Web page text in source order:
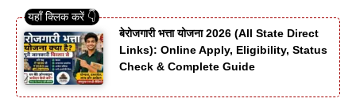
बेरोजगारी भत्ता योजना 2026 (All State Direct
Links): Online Apply, Eligibility, Status
Check & Complete Guide